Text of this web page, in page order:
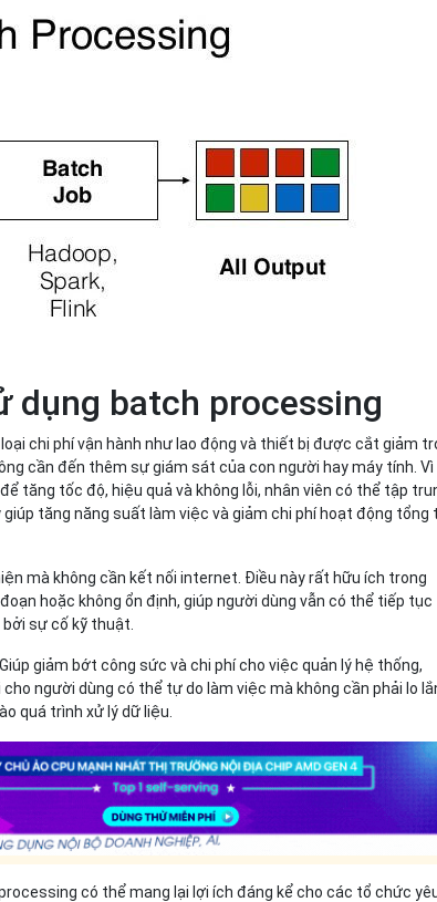
dụng batch processing
chi phí vận hành như lao động và thiết bị được cắt giảm
cần đến thêm sự giám sát của con người hay máy tính. Vì
tăng tốc độ, hiệu quả và không lỗi, nhân viên có thể tập
tăng năng suất làm việc và giảm chi phí hoạt động tổng
mà không cần kết nối internet. Điều này rất hữu ích trong
hoặc không ổn định, giúp người dùng vẫn có thể tiếp tục
sự cố kỹ thuật.
giảm bớt công sức và chi phí cho việc quản lý hệ thống,
người dùng có thể tự do làm việc mà không cần phải lo
quá trình xử lý dữ liệu.
có thể mang lại lợi ích đáng kể cho các tổ chức